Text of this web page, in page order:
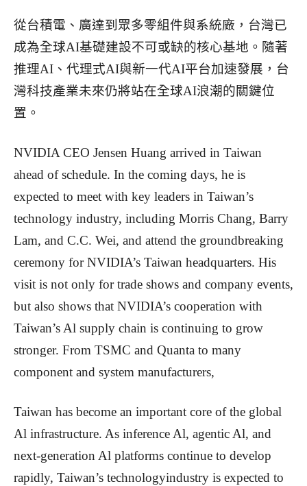
從台積電、廣達到眾多零組件與系統廠，台灣已
成為全球AI基礎建設不可或缺的核心基地。隨著
推理AI、代理式AI與新一代AI平台加速發展，台
灣科技產業未來仍將站在全球AI浪潮的關鍵位
置。
NVIDIA CEO Jensen Huang arrived in Taiwan
ahead of schedule. In the coming days, he is
expected to meet with key leaders in Taiwan’s
technology industry, including Morris Chang, Barry
Lam, and C.C. Wei, and attend the groundbreaking
ceremony for NVIDIA’s Taiwan headquarters. His
visit is not only for trade shows and company events,
but also shows that NVIDIA’s cooperation with
Taiwan’s Al supply chain is continuing to grow
stronger. From TSMC and Quanta to many
component and system manufacturers,
Taiwan has become an important core of the global
Al infrastructure. As inference Al, agentic Al, and
next-generation Al platforms continue to develop
rapidly, Taiwan’s technologyindustry is expected to